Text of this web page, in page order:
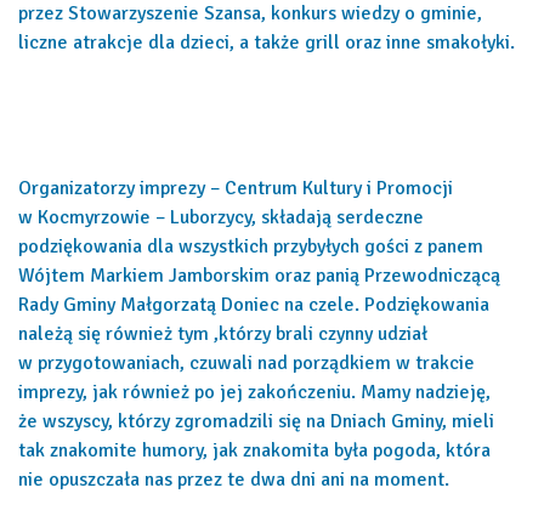
przez Stowarzyszenie Szansa, konkurs wiedzy o gminie,
liczne atrakcje dla dzieci, a także grill oraz inne smakołyki.
Organizatorzy imprezy – Centrum Kultury i Promocji
w Kocmyrzowie – Luborzycy, składają serdeczne
podziękowania dla wszystkich przybyłych gości z panem
Wójtem Markiem Jamborskim oraz panią Przewodniczącą
Rady Gminy Małgorzatą Doniec na czele. Podziękowania
należą się również tym ,którzy brali czynny udział
w przygotowaniach, czuwali nad porządkiem w trakcie
imprezy, jak również po jej zakończeniu. Mamy nadzieję,
że wszyscy, którzy zgromadzili się na Dniach Gminy, mieli
tak znakomite humory, jak znakomita była pogoda, która
nie opuszczała nas przez te dwa dni ani na moment.